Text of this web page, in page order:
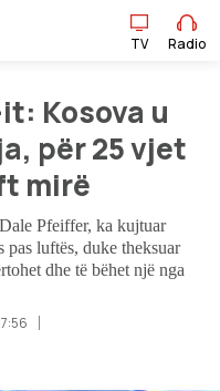
TV Radio
Kosova u
për 25 vjet
mirë
Pfeiffer, ka kujtuar
luftës, duke theksuar
dhe të bëhet një nga